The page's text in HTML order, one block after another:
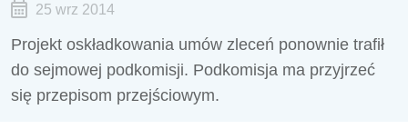
25 wrz 2014
Projekt oskładkowania umów zleceń ponownie trafił
do sejmowej podkomisji. Podkomisja ma przyjrzeć
się przepisom przejściowym.